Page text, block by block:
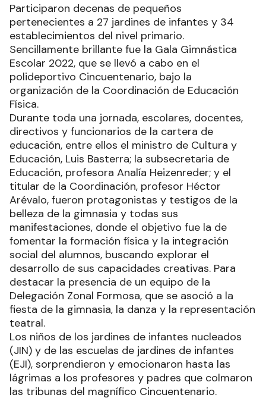
Participaron decenas de pequeños
pertenecientes a 27 jardines de infantes y 34
establecimientos del nivel primario.
Sencillamente brillante fue la Gala Gimnástica
Escolar 2022, que se llevó a cabo en el
polideportivo Cincuentenario, bajo la
organización de la Coordinación de Educación
Física.
Durante toda una jornada, escolares, docentes,
directivos y funcionarios de la cartera de
educación, entre ellos el ministro de Cultura y
Educación, Luis Basterra; la subsecretaria de
Educación, profesora Analía Heizenreder; y el
titular de la Coordinación, profesor Héctor
Arévalo, fueron protagonistas y testigos de la
belleza de la gimnasia y todas sus
manifestaciones, donde el objetivo fue la de
fomentar la formación física y la integración
social del alumnos, buscando explorar el
desarrollo de sus capacidades creativas. Para
destacar la presencia de un equipo de la
Delegación Zonal Formosa, que se asoció a la
fiesta de la gimnasia, la danza y la representación
teatral.
Los niños de los jardines de infantes nucleados
(JIN) y de las escuelas de jardines de infantes
(EJI), sorprendieron y emocionaron hasta las
lágrimas a los profesores y padres que colmaron
las tribunas del magnífico Cincuentenario.